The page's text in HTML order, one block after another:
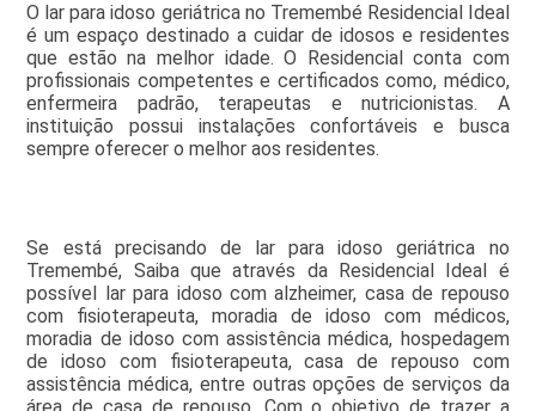
O lar para idoso geriátrica no Tremembé Residencial Ideal
é um espaço destinado a cuidar de idosos e residentes
que estão na melhor idade. O Residencial conta com
profissionais competentes e certificados como, médico,
enfermeira padrão, terapeutas e nutricionistas. A
instituição possui instalações confortáveis e busca
sempre oferecer o melhor aos residentes.
Se está precisando de lar para idoso geriátrica no
Tremembé, Saiba que através da Residencial Ideal é
possível lar para idoso com alzheimer, casa de repouso
com fisioterapeuta, moradia de idoso com médicos,
moradia de idoso com assistência médica, hospedagem
de idoso com fisioterapeuta, casa de repouso com
assistência médica, entre outras opções de serviços da